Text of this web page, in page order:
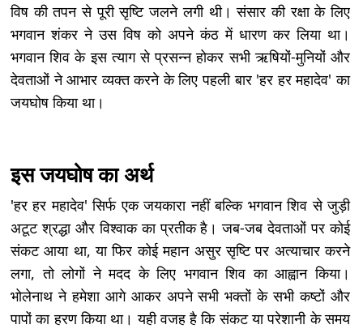
विष की तपन से पूरी सृष्टि जलने लगी थी। संसार की रक्षा के लिए
भगवान शंकर ने उस विष को अपने कंठ में धारण कर लिया था।
भगवान शिव के इस त्याग से प्रसन्न होकर सभी ऋषियों-मुनियों और
देवताओं ने आभार व्यक्त करने के लिए पहली बार 'हर हर महादेव' का
जयघोष किया था।
इस जयघोष का अर्थ
'हर हर महादेव' सिर्फ एक जयकारा नहीं बल्कि भगवान शिव से जुड़ी
अटूट श्रद्धा और विश्वाक का प्रतीक है। जब-जब देवताओं पर कोई
संकट आया था, या फिर कोई महान असुर सृष्टि पर अत्याचार करने
लगा, तो लोगों ने मदद के लिए भगवान शिव का आह्वान किया।
भोलेनाथ ने हमेशा आगे आकर अपने सभी भक्तों के सभी कष्टों और
पापों का हरण किया था। यही वजह है कि संकट या परेशानी के समय